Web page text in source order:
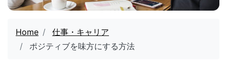
Home
仕事・キャリア
ポジティブを味方にする方法